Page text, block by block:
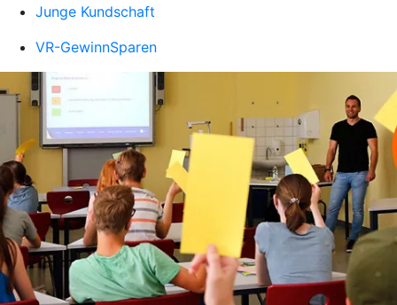
Junge Kundschaft
VR-GewinnSparen